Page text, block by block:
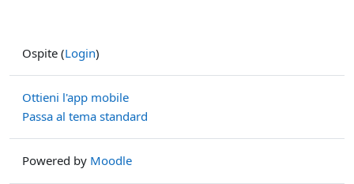
Ospite (Login)
Ottieni l'app mobile
Passa al tema standard
Powered by Moodle